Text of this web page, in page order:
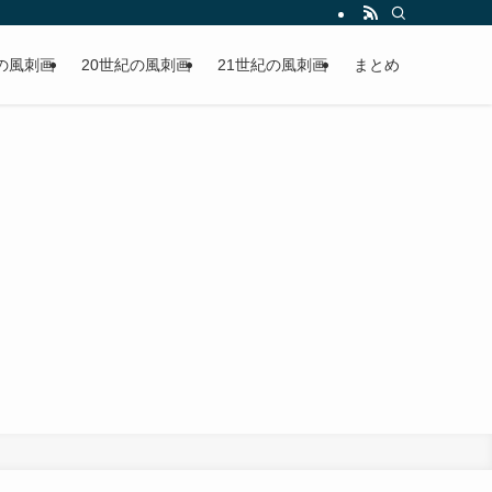
風刺画 20世紀の風刺画 21世紀の風刺画 まとめ